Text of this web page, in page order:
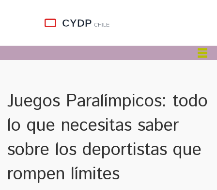
Juegos Paralímpicos: todo
lo que necesitas saber
sobre los deportistas que
rompen límites